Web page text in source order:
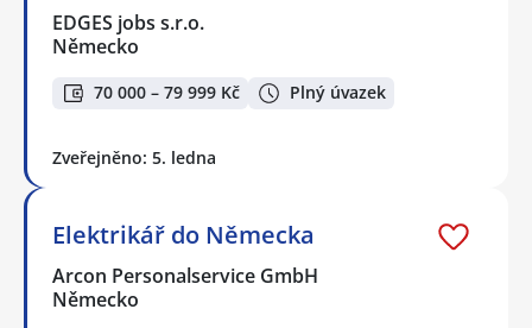
EDGES jobs s.r.o.
Německo
70 000 – 79 999 Kč Plný úvazek
Zveřejněno: 5. ledna
Elektrikář do Německa
Arcon Personalservice GmbH
Německo